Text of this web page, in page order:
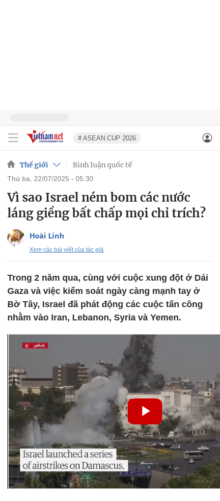
# ASEAN CUP 2026
Thế giới Bình luận quốc tế
thứ ba, 22/07/2025 - 05:30
Vì sao Israel ném bom các nước
láng giềng bất chấp mọi chỉ trích?
Hoài Linh
Xem các bài viết của tác giả
Trong 2 năm qua, cùng với cuộc xung đột ở Dải
Gaza và việc kiểm soát ngày càng mạnh tay ở
Bờ Tây, Israel đã phát động các cuộc tấn công
nhằm vào Iran, Lebanon, Syria và Yemen.